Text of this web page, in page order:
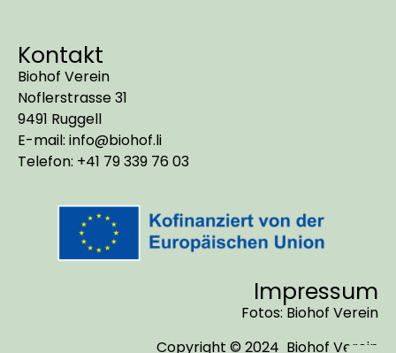
Kontakt
Biohof Verein
Noflerstrasse 31
9491 Ruggell
E-mail: info@biohof.li
Telefon: +41 79 339 76 03
Impressum
Fotos: Biohof Verein
Copyright © 2024 Biohof Verein